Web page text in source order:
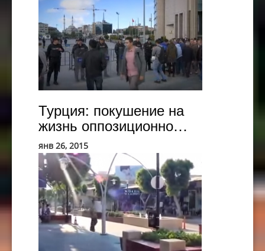
Турция: покушение на
жизнь оппозиционно…
янв 26, 2015
Турция
—
Отдых
и
в